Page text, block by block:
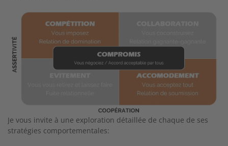
Je vous invite à une exploration détaillée de chaque de ses
stratégies comportementales: